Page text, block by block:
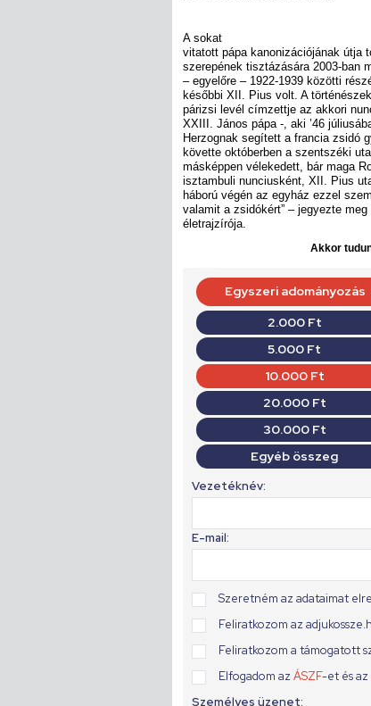
A sokat
vitatott pápa kanonizációjának útja
szerepének tisztázására 2003-ban
– egyelőre – 1922-1939 közötti
későbbi XII. Pius volt. A
párizsi levél címzettje az akkori
XXIII. János pápa -, aki ’46
Herzognak segített a francia zsidó
követte októberben a szentszéki
másképpen vélekedett, bár maga
isztambuli nunciusként, XII. Pius
háború végén az egyház ezzel
valamit a zsidókért” – jegyezte
életrajzírója.
Akkor